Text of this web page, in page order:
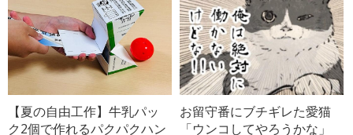
【夏の自由工作】牛乳パッ
ク2個で作れるパクパクハン
お留守番にブチギレた愛猫
「ウンコしてやろうかな」